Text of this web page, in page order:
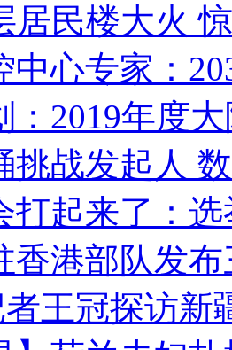
居民楼大火
中心专家：
：2019年度
挑战发起人
打起来了：
香港部队发
王冠探访新